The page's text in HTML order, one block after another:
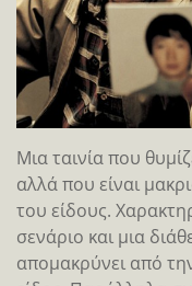
Μια ταινία που
αλλά που είναι
του είδους.
σενάριο και μια
απομακρύνει από